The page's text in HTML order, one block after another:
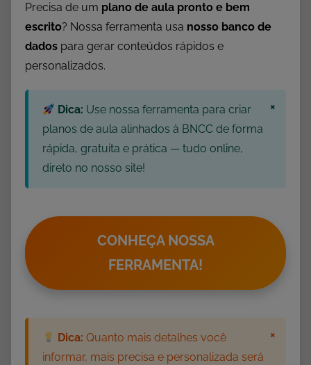
Precisa de um plano de aula pronto e bem
escrito? Nossa ferramenta usa nosso banco de
dados para gerar conteúdos rápidos e
personalizados.
Dica: Use nossa ferramenta para criar
planos de aula alinhados à BNCC de forma
rápida, gratuita e prática — tudo online,
direto no nosso site!
×
CONHEÇA NOSSA
FERRAMENTA!
Dica: Quanto mais detalhes você
informar, mais precisa e personalizada será
×